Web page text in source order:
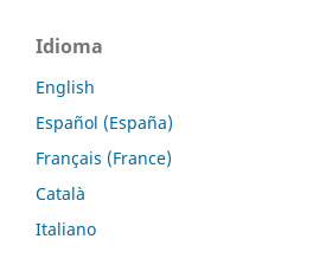
Idioma
English
Español (España)
Français (France)
Català
Italiano